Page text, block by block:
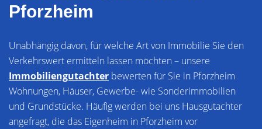
Pforzheim
Unabhängig davon, für welche Art von Immobilie Sie den
Verkehrswert ermitteln lassen möchten – unsere
Immobiliengutachter bewerten für Sie in Pforzheim
Wohnungen, Häuser, Gewerbe- wie Sonderimmobilien
und Grundstücke. Häufig werden bei uns Hausgutachter
angefragt, die das Eigenheim in Pforzheim vor